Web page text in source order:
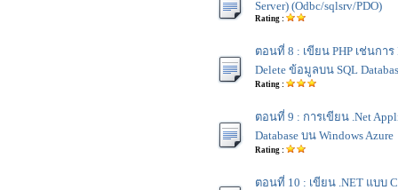
Server) (Odbc/sqlsrv/PDO)
Rating :
ตอนที่ 8 : เขียน PHP เช่นการ
Delete ข้อมูลบน SQL
Rating :
ตอนที่ 9 : การเขียน .Net
Database บน Windows Azure
Rating :
ตอนที่ 10 : เขียน .NET แบบ